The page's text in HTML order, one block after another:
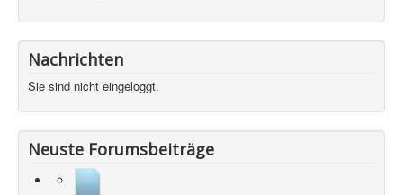
Nachrichten
Sie sind nicht eingeloggt.
Neuste Forumsbeiträge